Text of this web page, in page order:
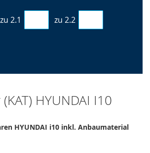
zu 2.1 zu 2.2
HYUNDAI I10
HYUNDAI i10 inkl. Anbaumaterial